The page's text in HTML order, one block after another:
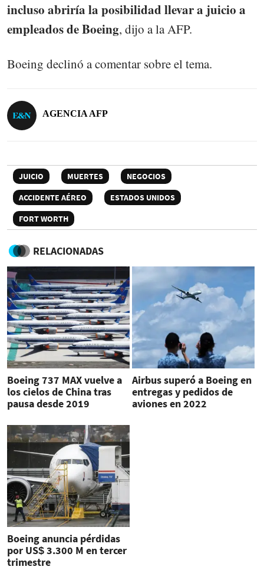
incluso abriría la posibilidad llevar a juicio a
empleados de Boeing, dijo a la AFP.
Boeing declinó a comentar sobre el tema.
AGENCIA AFP
JUICIO MUERTES
NEGOCIOS
ACCIDENTE AÉREO
ESTADOS UNIDOS
FORT WORTH
RELACIONADAS
Boeing 737 MAX vuelve a
los cielos de China tras
pausa desde 2019
Airbus superó a Boeing en
entregas y pedidos de
aviones en 2022
Boeing anuncia pérdidas
por US$ 3.300 M en tercer
trimestre